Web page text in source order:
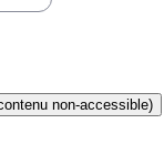
non-accessible)